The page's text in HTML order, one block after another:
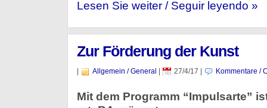
Lesen Sie weiter / Seguir leyendo »
Zur Förderung der Kunst
Allgemein / General 27/4/17 Kommentare /
Mit dem Programm “Impulsarte”